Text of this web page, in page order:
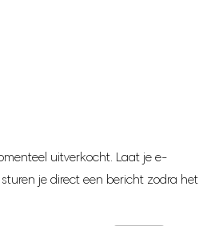
uitverkocht. Laat je e-
je direct een bericht zodra het